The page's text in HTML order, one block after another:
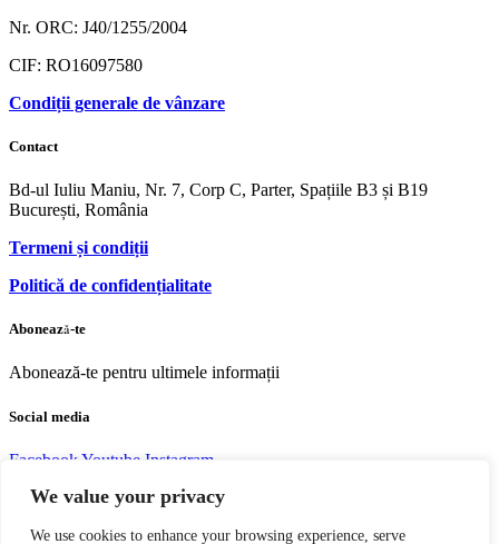
We value your privacy
We use cookies to enhance your browsing experience, serve
Nr. ORC: J40/1255/2004
CIF: RO16097580
Condiții generale de vânzare
Contact
Bd-ul Iuliu Maniu, Nr. 7, Corp C, Parter, Spațiile B3 și B19
București, România
Termeni și condiții
Politică de confidențialitate
Abonează-te
Abonează-te pentru ultimele informații
Social media
FacebookYoutube Instagram